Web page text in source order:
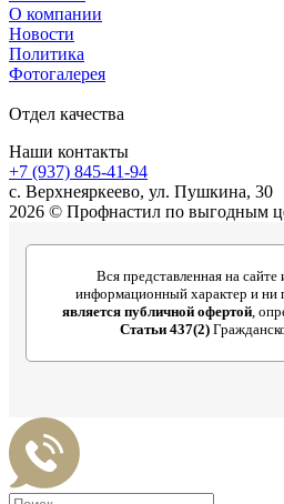
О компании
Новости
Политика
Фотогалерея
Отдел качества
Наши контакты
+7 (937) 845-41-94
с. Верхнеяркеево, ул. Пушкина, 30
2026 © Профнастил по выгодным
Вся представленная на
информационный характер и ни
является публичной офертой,
Статьи 437(2)